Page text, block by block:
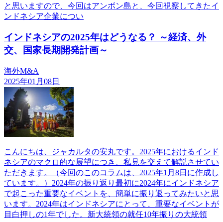
と思いますので、今回はアンボン島と、今回視察してきたイ
ンドネシア企業につい
インドネシアの2025年はどうなる？ ～経済、外
交、国家長期開発計画～
海外M&A
2025年01月08日
こんにちは、ジャカルタの安丸です。2025年におけるインド
ネシアのマクロ的な展望につき、私見を交えて解説させてい
ただきます。（今回のこのコラムは、2025年1月8日に作成し
ています。）2024年の振り返り最初に2024年にインドネシア
で起こった重要なイベントを、簡単に振り返ってみたいと思
います。2024年はインドネシアにとって、重要なイベントが
目白押しの1年でした。新大統領の就任10年振りの大統領